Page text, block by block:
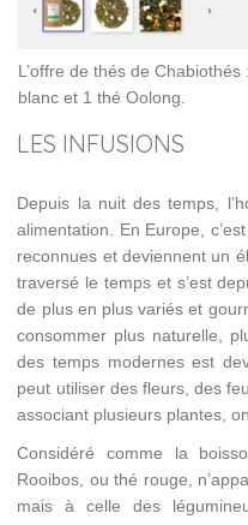
L’offre de thés de
blanc et 1 thé Oolong.
LES INFUSIONS
Depuis la nuit des temps,
alimentation. En Europe,
reconnues et deviennent un
traversé le temps et s’est
de plus en plus variés et
consommer plus naturelle,
des temps modernes est
peut utiliser des fleurs, des
associant plusieurs plantes,
Considéré comme la
Rooibos, ou thé rouge,
mais à celle des